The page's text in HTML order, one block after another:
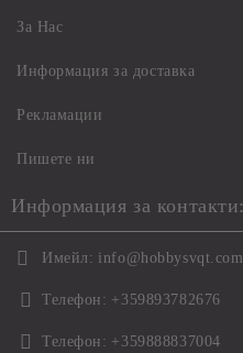
За Нас
Информация за доставка
Рекламации
Пишете ни
Информация за контакти:
Имейл: info@hobbysvqt.com
Телефон: +359893782676
Телефон: +359888837004